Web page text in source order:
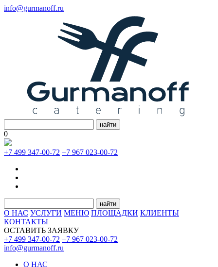
info@gurmanoff.ru
найти
0
+7 499 347-00-72 +7 967 023-00-72
найти
О НАС УСЛУГИ МЕНЮ ПЛОЩАДКИ КЛИЕНТЫ
КОНТАКТЫ
ОСТАВИТЬ ЗАЯВКУ
+7 499 347-00-72 +7 967 023-00-72
info@gurmanoff.ru
О НАС